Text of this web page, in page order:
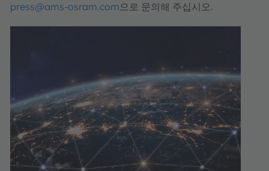
press@ams-osram.com으로 문의해 주십시오.